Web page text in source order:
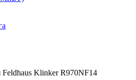
Klinker R970NF14